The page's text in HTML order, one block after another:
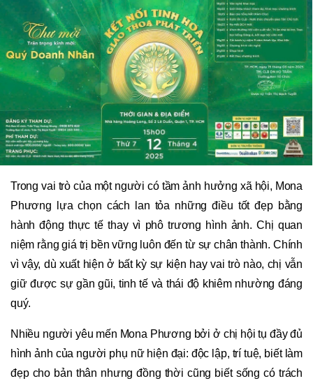
Trong vai trò của một người có tầm ảnh hưởng xã hội, Mona
Phương lựa chọn cách lan tỏa những điều tốt đẹp bằng
hành động thực tế thay vì phô trương hình ảnh. Chị quan
niệm rằng giá trị bền vững luôn đến từ sự chân thành. Chính
vì vậy, dù xuất hiện ở bất kỳ sự kiện hay vai trò nào, chị vẫn
giữ được sự gần gũi, tinh tế và thái độ khiêm nhường đáng
quý.
Nhiều người yêu mến Mona Phương bởi ở chị hội tụ đầy đủ
hình ảnh của người phụ nữ hiện đại: độc lập, trí tuệ, biết làm
đẹp cho bản thân nhưng đồng thời cũng biết sống có trách